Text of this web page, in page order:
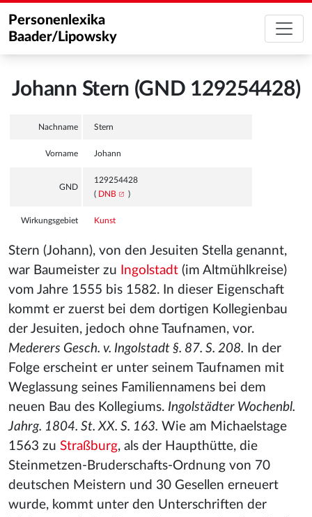
Personenlexika
Baader/Lipowsky
Johann Stern (GND 129254428)
Nachname Stern
Vorname Johann
GND
129254428
( DNB )
Wirkungsgebiet Kunst
Stern (Johann), von den Jesuiten Stella genannt,
war Baumeister zu
Ingolstadt (im Altmühlkreise)
vom Jahre 1555 bis 1582. In dieser Eigenschaft
kommt er zuerst bei dem dortigen Kollegienbau
der Jesuiten, jedoch ohne Taufnamen, vor.
Mederers Gesch. v. Ingolstadt §. 87. S. 208. In der
Folge erscheint er unter seinem Taufnamen mit
Weglassung seines Familiennamens bei dem
neuen Bau des Kollegiums. Ingolstädter Wochenbl.
Jahrg. 1804. St. XX. S. 163. Wie am Michaelstage
1563 zu Straßburg, als der Haupthütte, die
Steinmetzen-Bruderschafts-Ordnung von 70
deutschen Meistern und 30 Gesellen erneuert
wurde, kommt unter den Unterschriften der